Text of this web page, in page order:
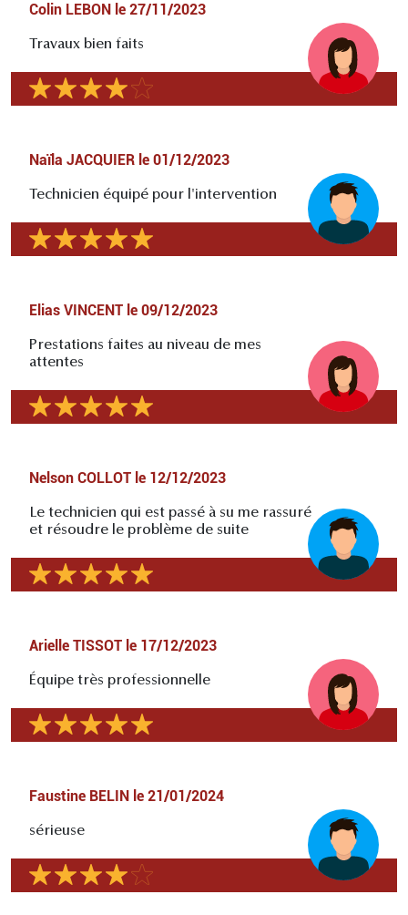
Colin LEBON le 27/11/2023
Travaux bien faits
Naïla JACQUIER le 01/12/2023
Technicien équipé pour l'intervention
Elias VINCENT le 09/12/2023
Prestations faites au niveau de mes
attentes
Nelson COLLOT le 12/12/2023
Le technicien qui est passé à su me rassuré
et résoudre le problème de suite
Arielle TISSOT le 17/12/2023
Équipe très professionnelle
Faustine BELIN le 21/01/2024
sérieuse